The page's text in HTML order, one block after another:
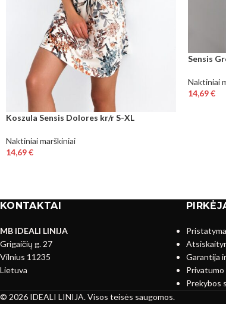
Koszula Sensis Dolores kr/r S-XL
Naktiniai marškiniai
14,69€
Sensis
Naktiniai
14,69€
KONTAKTAI
MB IDEALI LINIJA
Grigaičių g. 27
Vilnius 11235
Lietuva
Garantija
Prekybos
© 2026 IDEALI LINIJA. Visos teisės saugomos.